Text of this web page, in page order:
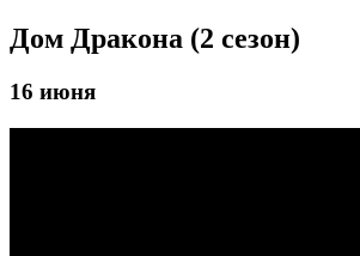
Дом Дракона (2 сезон)
16 июня